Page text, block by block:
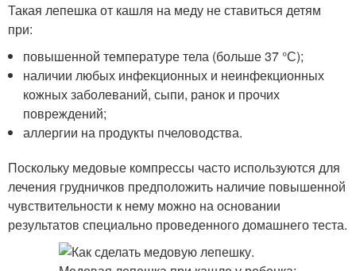
Такая лепешка от кашля на меду не ставиться детям
при:
повышенной температуре тела (больше 37 °С);
наличии любых инфекционных и неинфекционных
кожных заболеваний, сыпи, ранок и прочих
повреждений;
аллергии на продукты пчеловодства.
Поскольку медовые компрессы часто используются для
лечения грудничков предположить наличие повышенной
чувствительности к нему можно на основании
результатов специально проведенного домашнего теста.